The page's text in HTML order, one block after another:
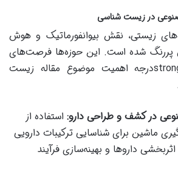
در زیست شناسی
زیستی، نقش بیوانفورماتیک و هوش
شده است. این حوزه‌ها فرصت‌های
بی‌نظیری را برای <strongدرجه اهمیت موضوع مقاله زیست
در کشف و طراحی دارو: استفاده از
ماشین برای شناسایی ترکیبات دارویی
داروها و بهینه‌سازی فرآیند